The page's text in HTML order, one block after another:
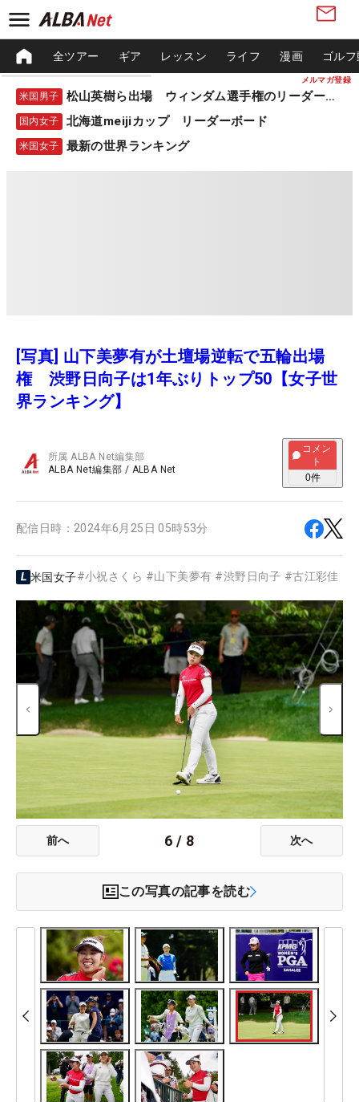
メルマガ登録
全ツアー ギア レッスン ライフ 漫画 ゴル
米国男子 松山英樹ら出場 ウィンダム選手権のリーダーボード
国内女子 北海道meijiカップ リーダーボード
米国女子 最新の世界ランキング
[写真] 山下美夢有が土壇場逆転で五輪出場
権 渋野日向子は1年ぶりトップ50【女子世
界ランキング】
所属ALBA Net編集部
ALBA Net編集部 / ALBA Net
コメン
ト
0件
配信日時： 2024年6月25日 05時53分
米国女子#小祝さくら #山下美夢有 #渋野日向子 #古江彩佳
前へ 6 / 8 次へ
この写真の記事を読む